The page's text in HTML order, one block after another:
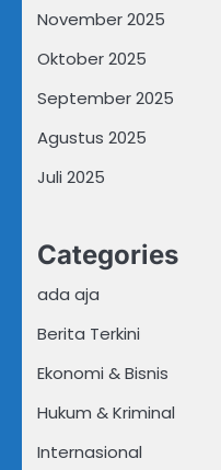
November 2025
Oktober 2025
September 2025
Agustus 2025
Juli 2025
Categories
ada aja
Berita Terkini
Ekonomi & Bisnis
Hukum & Kriminal
Internasional